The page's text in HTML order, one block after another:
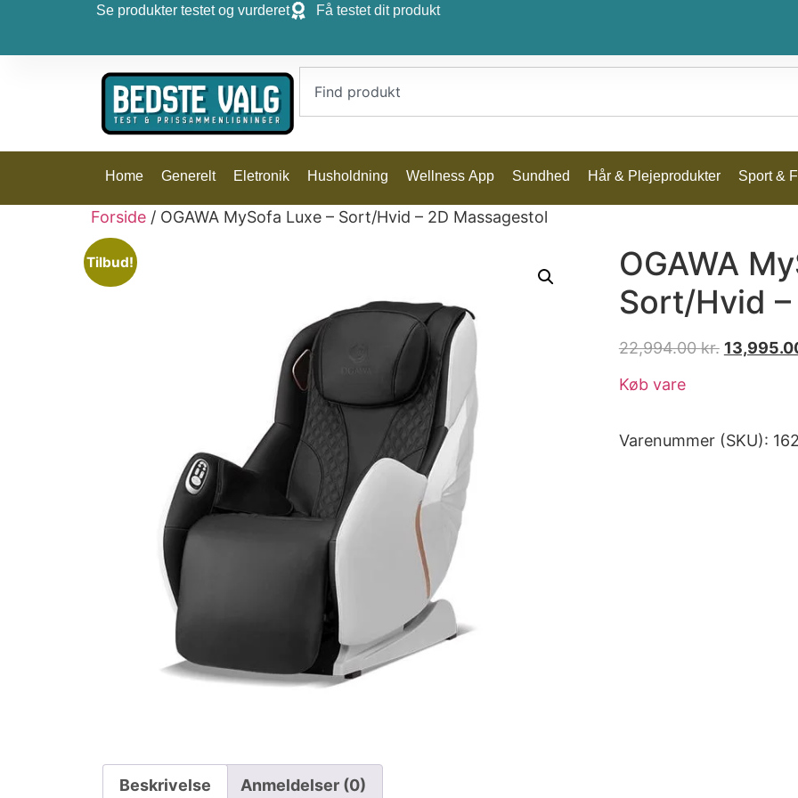
Se produkter testet og vurderet Få testet dit produkt
Home Generelt Eletronik Husholdning Wellness App Sundhed Hår & Plejeprodukter Sport &
Forside / OGAWA MySofa Luxe – Sort/Hvid – 2D Massagestol
Tilbud!
OGAWA
Sort/Hvid
22,994.00kr.
Køb vare
Varenummer (SKU):
Beskrivelse Anmeldelser (0)